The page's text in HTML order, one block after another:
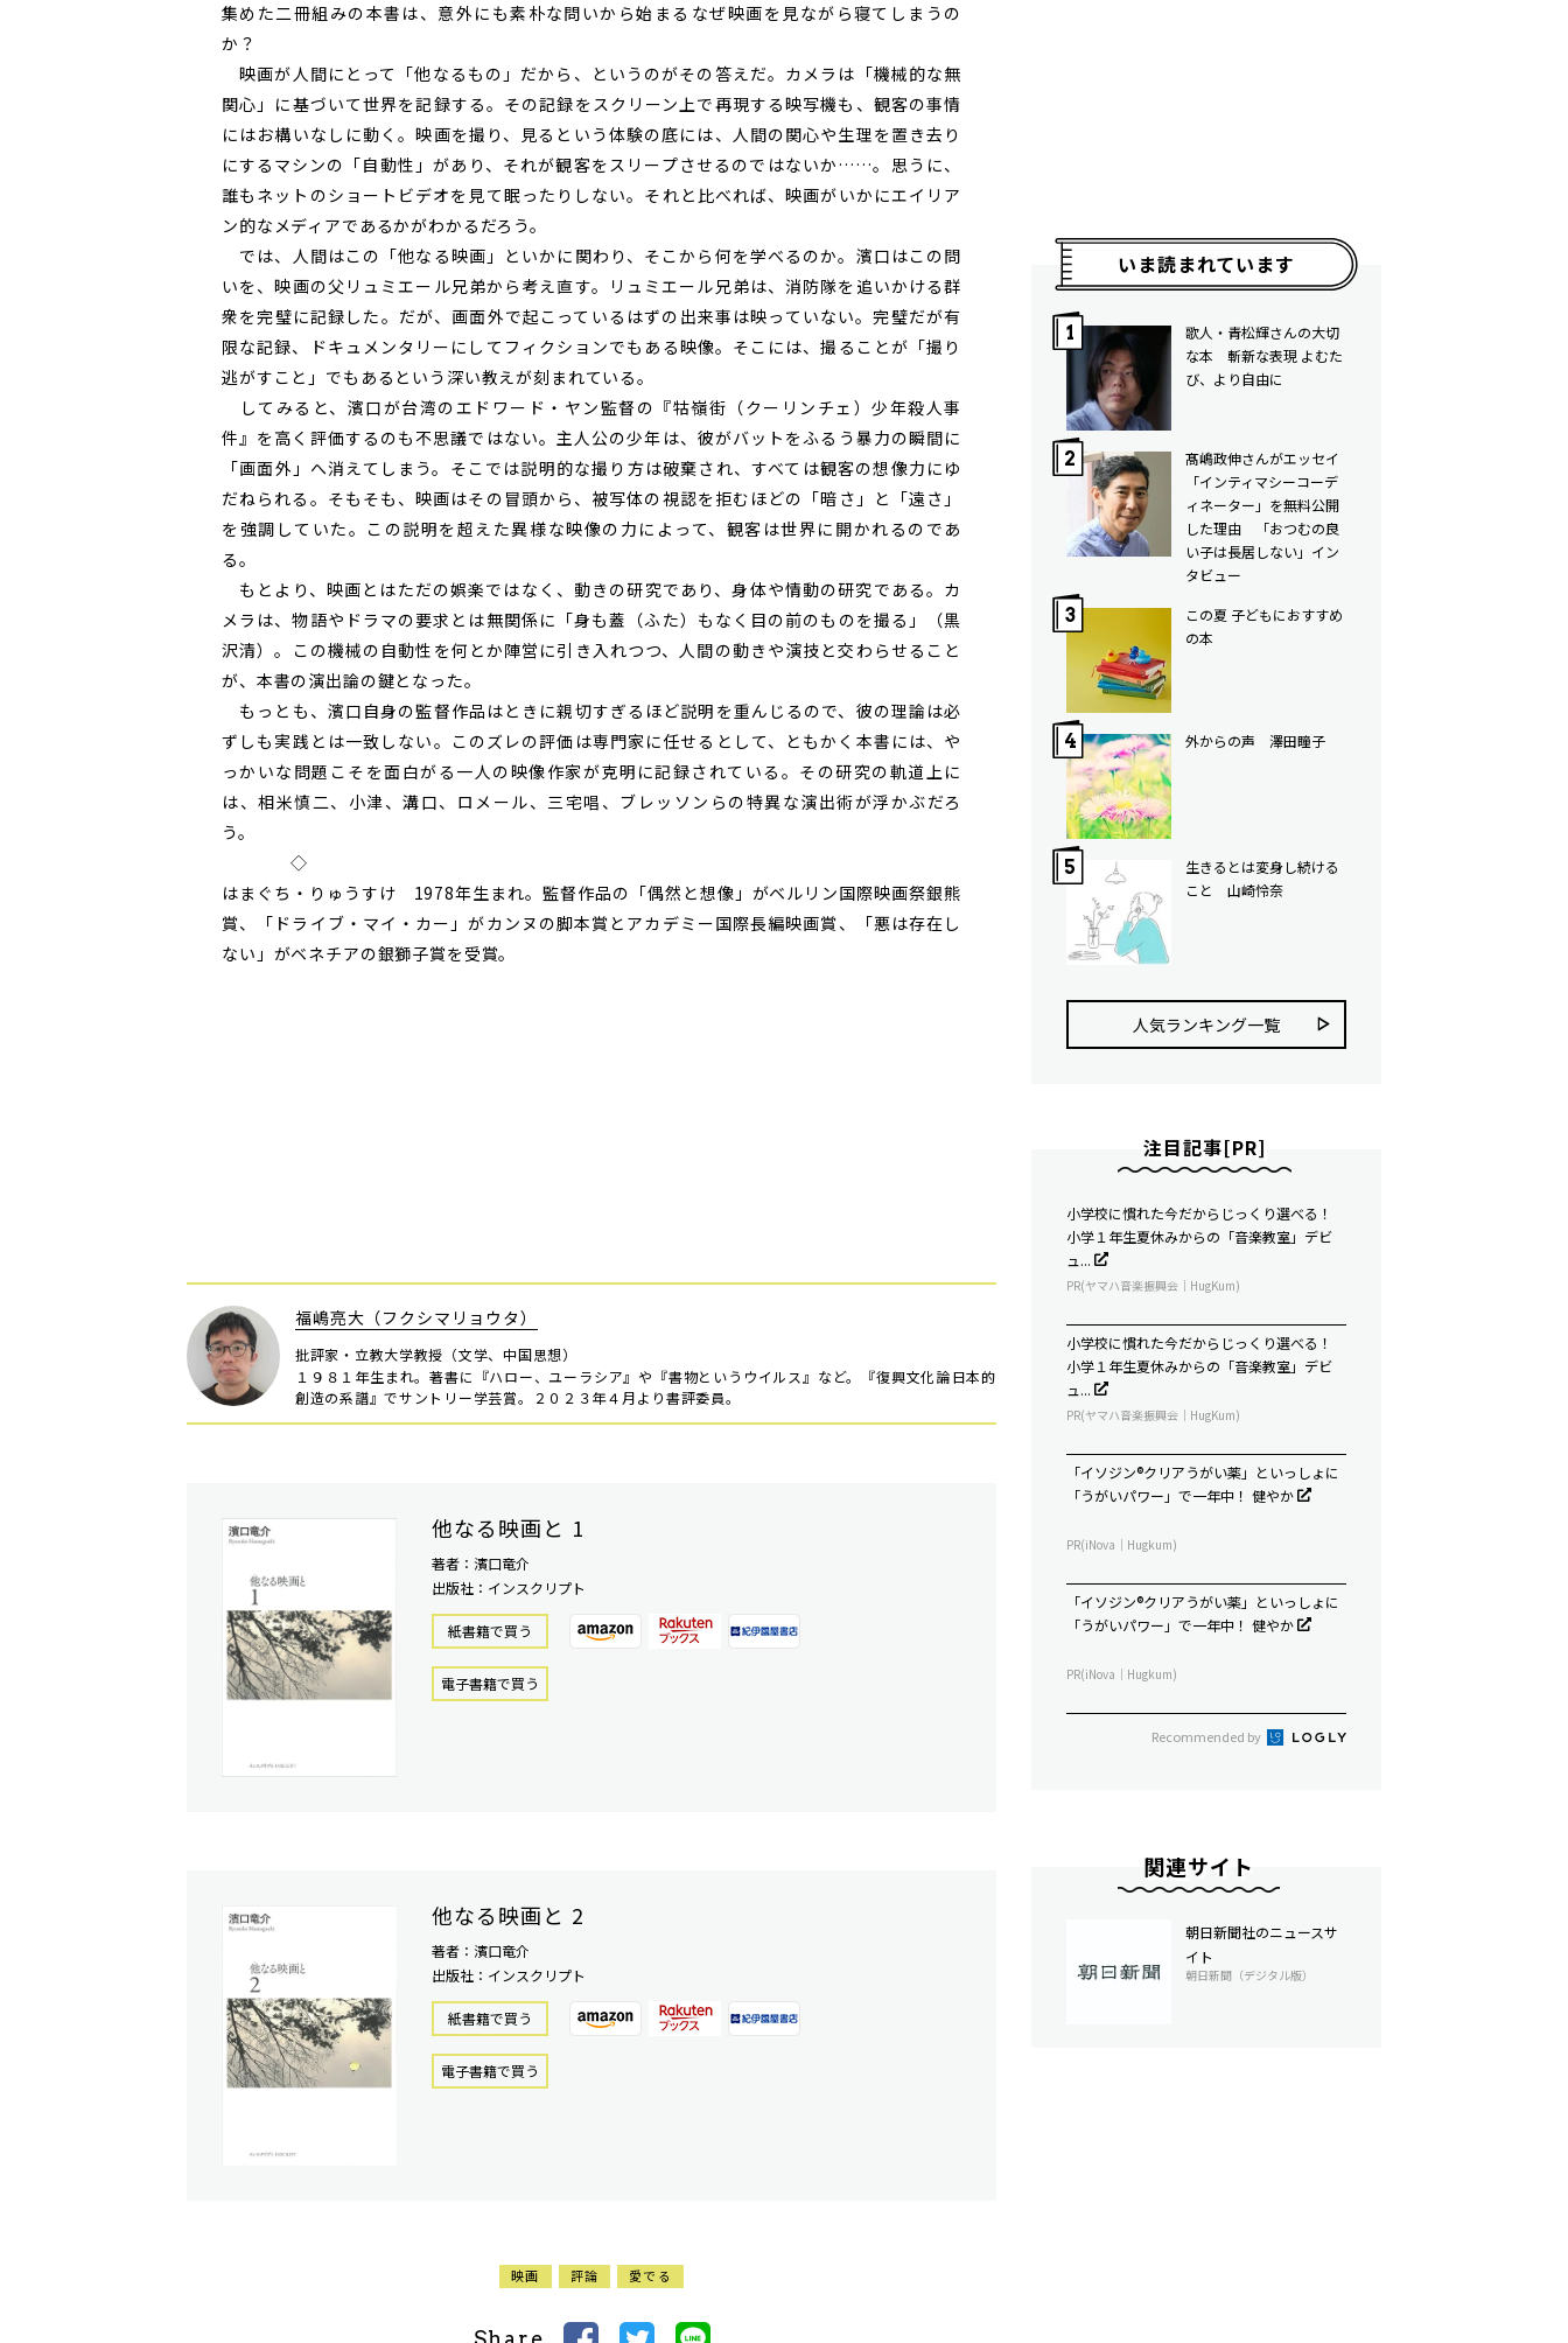
集めた二冊組みの本書は、意外にも素朴な問いから始まる――なぜ映画を見ながら寝てしまうの
か？
映画が人間にとって「他なるもの」だから、というのがその答えだ。カメラは「機械的な無
関心」に基づいて世界を記録する。その記録をスクリーン上で再現する映写機も、観客の事情
にはお構いなしに動く。映画を撮り、見るという体験の底には、人間の関心や生理を置き去り
にするマシンの「自動性」があり、それが観客をスリープさせるのではないか……。思うに、
誰もネットのショートビデオを見て眠ったりしない。それと比べれば、映画がいかにエイリア
ン的なメディアであるかがわかるだろう。
では、人間はこの「他なる映画」といかに関わり、そこから何を学べるのか。濱口はこの問
いを、映画の父リュミエール兄弟から考え直す。リュミエール兄弟は、消防隊を追いかける群
衆を完璧に記録した。だが、画面外で起こっているはずの出来事は映っていない。完璧だが有
限な記録、ドキュメンタリーにしてフィクションでもある映像。そこには、撮ることが「撮り
逃がすこと」でもあるという深い教えが刻まれている。
してみると、濱口が台湾のエドワード・ヤン監督の『牯嶺街（クーリンチェ）少年殺人事
件』を高く評価するのも不思議ではない。主人公の少年は、彼がバットをふるう暴力の瞬間に
「画面外」へ消えてしまう。そこでは説明的な撮り方は破棄され、すべては観客の想像力にゆ
だねられる。そもそも、映画はその冒頭から、被写体の視認を拒むほどの「暗さ」と「遠さ」
を強調していた。この説明を超えた異様な映像の力によって、観客は世界に開かれるのであ
る。
もとより、映画とはただの娯楽ではなく、動きの研究であり、身体や情動の研究である。カ
メラは、物語やドラマの要求とは無関係に「身も蓋（ふた）もなく目の前のものを撮る」（黒
沢清）。この機械の自動性を何とか陣営に引き入れつつ、人間の動きや演技と交わらせること
が、本書の演出論の鍵となった。
もっとも、濱口自身の監督作品はときに親切すぎるほど説明を重んじるので、彼の理論は必
ずしも実践とは一致しない。このズレの評価は専門家に任せるとして、ともかく本書には、や
っかいな問題こそを面白がる一人の映像作家が克明に記録されている。その研究の軌道上に
は、相米慎二、小津、溝口、ロメール、三宅唱、ブレッソンらの特異な演出術が浮かぶだろ
う。
◇
はまぐち・りゅうすけ 1978年生まれ。監督作品の「偶然と想像」がベルリン国際映画祭銀熊
賞、「ドライブ・マイ・カー」がカンヌの脚本賞とアカデミー国際長編映画賞、「悪は存在し
ない」がベネチアの銀獅子賞を受賞。
福嶋亮大（フクシマリョウタ）
批評家・立教大学教授（文学、中国思想）
１９８１年生まれ。著書に『ハロー、ユーラシア』や『書物というウイルス』など。『復興文化論――日本的
創造の系譜』でサントリー学芸賞。２０２３年４月より書評委員。
他なる映画と 1
著者：濱口竜介
出版社：インスクリプト
紙書籍で買う
電⼦書籍で買う
他なる映画と 2
著者：濱口竜介
出版社：インスクリプト
紙書籍で買う
電⼦書籍で買う
映画 評論 愛でる
いま読まれています
歌人・青松輝さんの大切
な本 斬新な表現 よむた
び、より自由に
髙嶋政伸さんがエッセイ
「インティマシーコーデ
ィネーター」を無料公開
した理由 「おつむの良
い子は長居しない」イン
タビュー
この夏 子どもにおすすめ
の本
外からの声 澤田瞳子
生きるとは変身し続ける
こと 山崎怜奈
人気ランキング⼀覧
注目記事[PR]
小学校に慣れた今だからじっくり選べる！
小学１年生夏休みからの「音楽教室」デビ
ュ...
PR(ヤマハ音楽振興会｜HugKum)
小学校に慣れた今だからじっくり選べる！
小学１年生夏休みからの「音楽教室」デビ
ュ...
PR(ヤマハ音楽振興会｜HugKum)
「イソジン®クリアうがい薬」といっしょに
「うがいパワー」で一年中！ 健やか
PR(iNova｜Hugkum)
「イソジン®クリアうがい薬」といっしょに
「うがいパワー」で一年中！ 健やか
PR(iNova｜Hugkum)
Recommended by
関連サイト
朝日新聞社のニュースサ
イト
朝日新聞（デジタル版）